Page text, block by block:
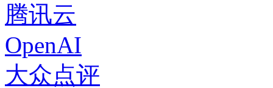
腾讯云
OpenAI
大众点评